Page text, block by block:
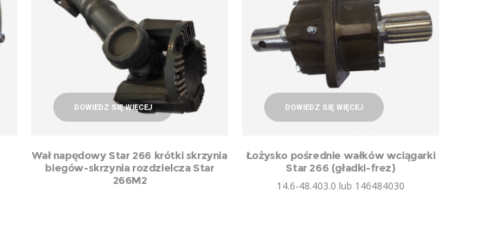
DOWIEDZ SIĘ WIĘCEJ
Wał napędowy Star 266 krótki skrzynia
biegów-skrzynia rozdzielcza Star
266M2
DOWIEDZ SIĘ WIĘCEJ
Łożysko pośrednie wałków wciągarki
Star 266 (gładki-frez)
14.6-48.403.0 lub 146484030